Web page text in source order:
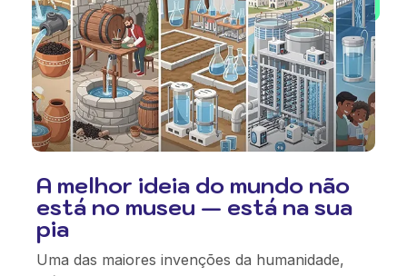
A melhor ideia do mundo não
está no museu — está na sua
pia
Uma das maiores invenções da humanidade,